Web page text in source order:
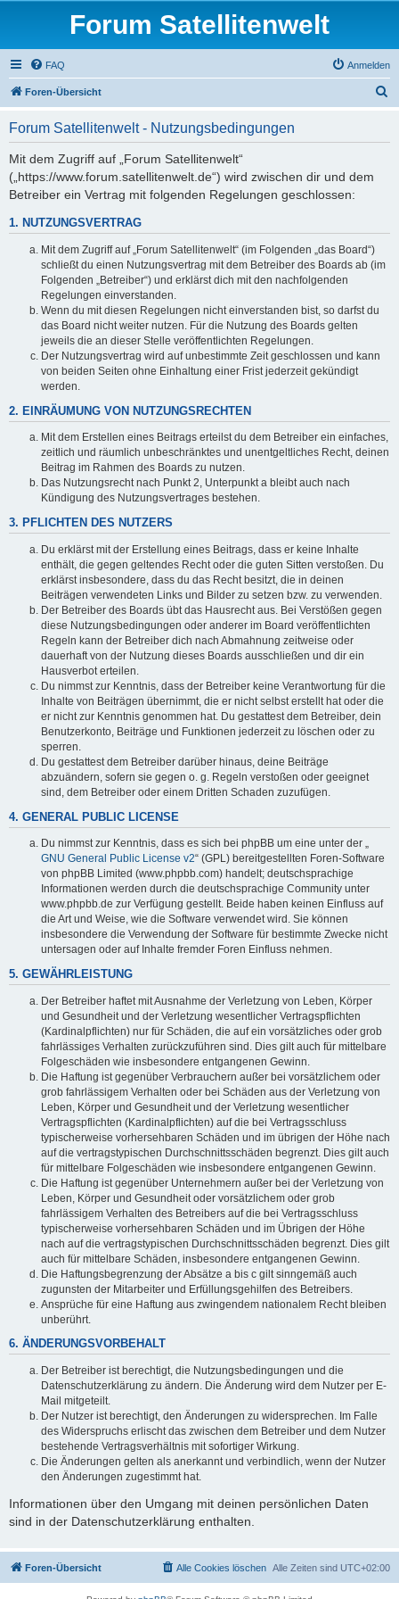
Forum Satellitenwelt
FAQ Anmelden
Foren-Übersicht
Forum Satellitenwelt - Nutzungsbedingungen
Mit dem Zugriff auf „Forum Satellitenwelt“
(„https://www.forum.satellitenwelt.de“) wird zwischen dir und dem
Betreiber ein Vertrag mit folgenden Regelungen geschlossen:
1. NUTZUNGSVERTRAG
Mit dem Zugriff auf „Forum Satellitenwelt“ (im Folgenden „das Board“)
schließt du einen Nutzungsvertrag mit dem Betreiber des Boards ab (im
Folgenden „Betreiber“) und erklärst dich mit den nachfolgenden
Regelungen einverstanden.
Wenn du mit diesen Regelungen nicht einverstanden bist, so darfst du
das Board nicht weiter nutzen. Für die Nutzung des Boards gelten
jeweils die an dieser Stelle veröffentlichten Regelungen.
Der Nutzungsvertrag wird auf unbestimmte Zeit geschlossen und kann
von beiden Seiten ohne Einhaltung einer Frist jederzeit gekündigt
werden.
2. EINRÄUMUNG VON NUTZUNGSRECHTEN
Mit dem Erstellen eines Beitrags erteilst du dem Betreiber ein einfaches,
zeitlich und räumlich unbeschränktes und unentgeltliches Recht, deinen
Beitrag im Rahmen des Boards zu nutzen.
Das Nutzungsrecht nach Punkt 2, Unterpunkt a bleibt auch nach
Kündigung des Nutzungsvertrages bestehen.
3. PFLICHTEN DES NUTZERS
Du erklärst mit der Erstellung eines Beitrags, dass er keine Inhalte
enthält, die gegen geltendes Recht oder die guten Sitten verstoßen. Du
erklärst insbesondere, dass du das Recht besitzt, die in deinen
Beiträgen verwendeten Links und Bilder zu setzen bzw. zu verwenden.
Der Betreiber des Boards übt das Hausrecht aus. Bei Verstößen gegen
diese Nutzungsbedingungen oder anderer im Board veröffentlichten
Regeln kann der Betreiber dich nach Abmahnung zeitweise oder
dauerhaft von der Nutzung dieses Boards ausschließen und dir ein
Hausverbot erteilen.
Du nimmst zur Kenntnis, dass der Betreiber keine Verantwortung für die
Inhalte von Beiträgen übernimmt, die er nicht selbst erstellt hat oder die
er nicht zur Kenntnis genommen hat. Du gestattest dem Betreiber, dein
Benutzerkonto, Beiträge und Funktionen jederzeit zu löschen oder zu
sperren.
Du gestattest dem Betreiber darüber hinaus, deine Beiträge
abzuändern, sofern sie gegen o. g. Regeln verstoßen oder geeignet
sind, dem Betreiber oder einem Dritten Schaden zuzufügen.
4. GENERAL PUBLIC LICENSE
Du nimmst zur Kenntnis, dass es sich bei phpBB um eine unter der „
GNU General Public License v2“ (GPL) bereitgestellten Foren-Software
von phpBB Limited (www.phpbb.com) handelt; deutschsprachige
Informationen werden durch die deutschsprachige Community unter
www.phpbb.de zur Verfügung gestellt. Beide haben keinen Einfluss auf
die Art und Weise, wie die Software verwendet wird. Sie können
insbesondere die Verwendung der Software für bestimmte Zwecke nicht
untersagen oder auf Inhalte fremder Foren Einfluss nehmen.
5. GEWÄHRLEISTUNG
Der Betreiber haftet mit Ausnahme der Verletzung von Leben, Körper
und Gesundheit und der Verletzung wesentlicher Vertragspflichten
(Kardinalpflichten) nur für Schäden, die auf ein vorsätzliches oder grob
fahrlässiges Verhalten zurückzuführen sind. Dies gilt auch für mittelbare
Folgeschäden wie insbesondere entgangenen Gewinn.
Die Haftung ist gegenüber Verbrauchern außer bei vorsätzlichem oder
grob fahrlässigem Verhalten oder bei Schäden aus der Verletzung von
Leben, Körper und Gesundheit und der Verletzung wesentlicher
Vertragspflichten (Kardinalpflichten) auf die bei Vertragsschluss
typischerweise vorhersehbaren Schäden und im übrigen der Höhe nach
auf die vertragstypischen Durchschnittsschäden begrenzt. Dies gilt auch
für mittelbare Folgeschäden wie insbesondere entgangenen Gewinn.
Die Haftung ist gegenüber Unternehmern außer bei der Verletzung von
Leben, Körper und Gesundheit oder vorsätzlichem oder grob
fahrlässigem Verhalten des Betreibers auf die bei Vertragsschluss
typischerweise vorhersehbaren Schäden und im Übrigen der Höhe
nach auf die vertragstypischen Durchschnittsschäden begrenzt. Dies gilt
auch für mittelbare Schäden, insbesondere entgangenen Gewinn.
Die Haftungsbegrenzung der Absätze a bis c gilt sinngemäß auch
zugunsten der Mitarbeiter und Erfüllungsgehilfen des Betreibers.
Ansprüche für eine Haftung aus zwingendem nationalem Recht bleiben
unberührt.
6. ÄNDERUNGSVORBEHALT
Der Betreiber ist berechtigt, die Nutzungsbedingungen und die
Datenschutzerklärung zu ändern. Die Änderung wird dem Nutzer per E-
Mail mitgeteilt.
Der Nutzer ist berechtigt, den Änderungen zu widersprechen. Im Falle
des Widerspruchs erlischt das zwischen dem Betreiber und dem Nutzer
bestehende Vertragsverhältnis mit sofortiger Wirkung.
Die Änderungen gelten als anerkannt und verbindlich, wenn der Nutzer
den Änderungen zugestimmt hat.
Informationen über den Umgang mit deinen persönlichen Daten
sind in der Datenschutzerklärung enthalten.
Foren-Übersicht Alle Zeiten sind UTC+02:00
Alle Cookies löschen